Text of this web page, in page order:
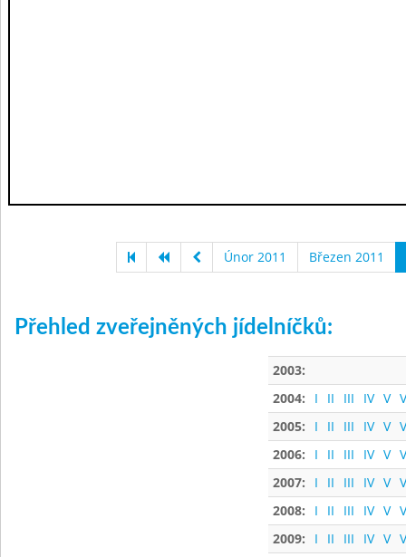
Únor 2011 Březen 2011
Přehled zveřejněných jídelníčků:
2003:
2004:
I II III IV V
2005:
I II III IV V
2006:
I II III IV V
2007:
I II III IV V
2008:
I II III IV V
2009:
I II III IV V